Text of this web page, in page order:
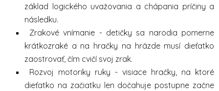
k
v
ý
p
i
s
u
základ logického uvažovania a chápania príčiny a
následku.
Zrakové vnímanie - detičky sa narodia pomerne
krátkozraké a na hračky na hrázde musí dieťatko
zaostrovať, čím cvičí svoj zrak.
Rozvoj motoriky ruky - visiace hračky, na ktoré
dieťatko na začiatku len dočahuje postupne začne